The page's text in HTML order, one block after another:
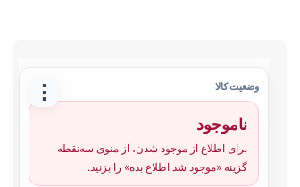
⋮ وضعیت کالا
ناموجود
برای اطلاع از موجود شدن، از منوی سه‌نقطه
گزینه «موجود شد اطلاع بده» را بزنید.